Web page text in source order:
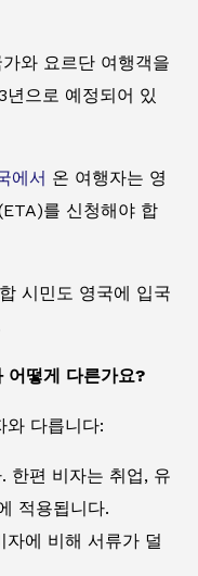
와 요르단 여행객을
으로 예정되어 있
에서 온 여행자는 영
를 신청해야 합
시민도 영국에 입국
어떻게 다른가요?
와 다릅니다:
한편 비자는 취업, 유
적용됩니다.
자에 비해 서류가 덜